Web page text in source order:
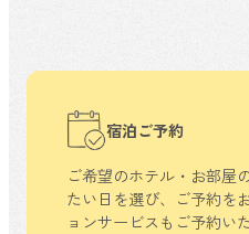
宿泊ご予約
ご希望のホテル・お部屋
たい日を選び、ご予約を
ョンサービスもご予約い